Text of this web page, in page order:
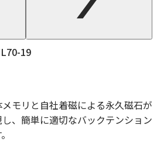
19
モリと自社着磁による永久磁石が
、簡単に適切なバックテンション